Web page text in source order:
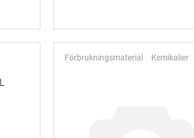
Förbrukningsmaterial Kemikalier